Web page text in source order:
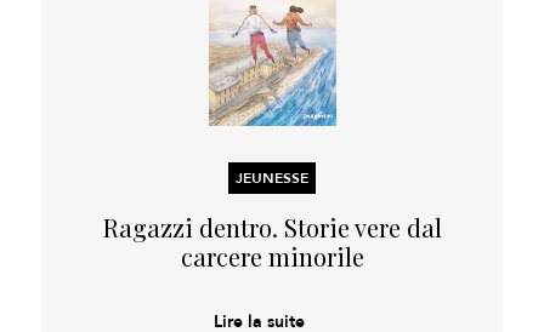
JEUNESSE
Ragazzi dentro. Storie vere dal
carcere minorile
Lire la suite